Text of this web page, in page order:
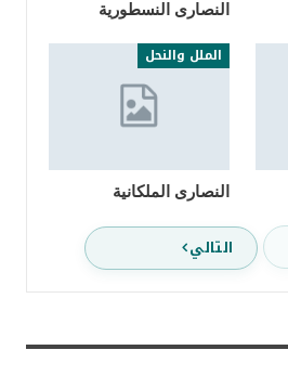
النصارى النسطورية
الملل والنحل
النصارى الملكانية
التالي